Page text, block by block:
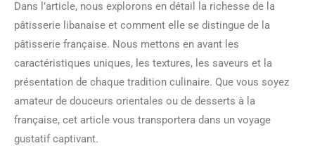
Dans l’article, nous explorons en détail la richesse de la
pâtisserie libanaise et comment elle se distingue de la
pâtisserie française. Nous mettons en avant les
caractéristiques uniques, les textures, les saveurs et la
présentation de chaque tradition culinaire. Que vous soyez
amateur de douceurs orientales ou de desserts à la
française, cet article vous transportera dans un voyage
gustatif captivant.